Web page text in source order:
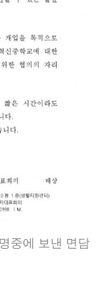
중에 보낸 면담